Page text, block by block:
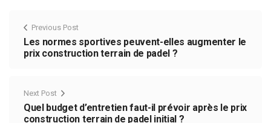
Previous Post
Les normes sportives peuvent-elles augmenter le
prix construction terrain de padel ?
Next Post
Quel budget d’entretien faut-il prévoir après le prix
construction terrain de padel initial ?